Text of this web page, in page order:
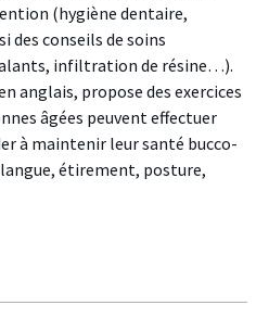
(hygiène dentaire,
conseils de soins
infiltration de résine…).
anglais, propose des exercices
âgées peuvent effectuer
à maintenir leur santé bucco-
étirement, posture,